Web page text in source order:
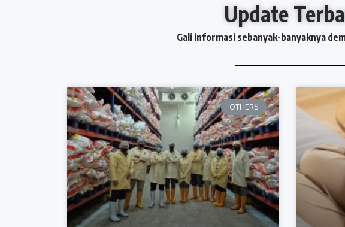
Update
Gali informasi sebanyak-banyaknya
OTHERS